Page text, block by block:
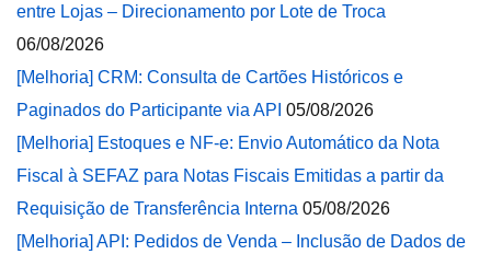
entre Lojas – Direcionamento por Lote de Troca
06/08/2026
[Melhoria] CRM: Consulta de Cartões Históricos e
Paginados do Participante via API 05/08/2026
[Melhoria] Estoques e NF-e: Envio Automático da Nota
Fiscal à SEFAZ para Notas Fiscais Emitidas a partir da
Requisição de Transferência Interna 05/08/2026
[Melhoria] API: Pedidos de Venda – Inclusão de Dados de